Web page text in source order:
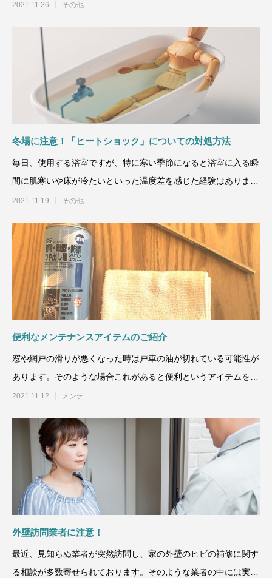
設備のことです。トイ
2021.11.26 その他
冬場に注意！「ヒートショック」についての対処方法
毎日、使用する浴室ですが、特に寒い季節になると浴室に入る瞬
間に肌寒いや床が冷たいといった温度差を感じた経験はありませ
んか？寒い季節の浴室は
2021.11.19 その他
便利なメンテナンスアイテムのご紹介
窓や網戸の滑りが悪くなった時は戸車の油が切れている可能性が
あります。そのような場合これがあると便利というアイテムをご
紹介致します。
2021.11.12 メンテ
外壁訪問業者に注意！
最近、見知らぬ業者が突然訪問し、家の外壁のヒビの補修に関す
る相談が多数寄せられております。そのような業者の中には実は